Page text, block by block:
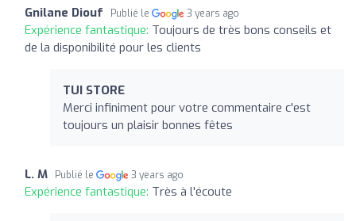
Gnilane Diouf Publié le 3 years ago
Expérience fantastique: Toujours de très bons conseils et
de la disponibilité pour les clients
TUI STORE
Merci infiniment pour votre commentaire c'est
toujours un plaisir bonnes fêtes
L. M Publié le 3 years ago
Expérience fantastique: Très à l'écoute